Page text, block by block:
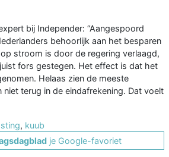
bij Independer: “Aangespoord
behoorlijk aan het besparen
stroom is door de regering verlaagd,
fors gestegen. Het effect is dat het
Helaas zien de meeste
niet terug in de eindafrekening. Dat voelt
, kuub
je Google-favoriet